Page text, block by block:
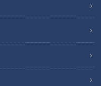
すすめ